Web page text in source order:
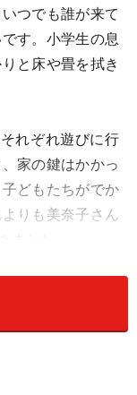
つでも誰が来て
す。小学生の息
と床や畳を拭き
れぞれ遊びに行
家の鍵はかかっ
どもたちがでか
りも美奈子さん